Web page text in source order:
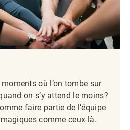
où l’on tombe sur
on s’y attend le moins?
faire partie de l’équipe
comme ceux-là.​​​​​​​